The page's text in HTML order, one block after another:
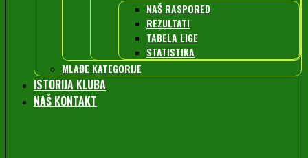
NAŠ RASPORED
REZULTATI
TABELA LIGE
STATISTIKA
MLAĐE KATEGORIJE
ISTORIJA KLUBA
NAŠ KONTAKT